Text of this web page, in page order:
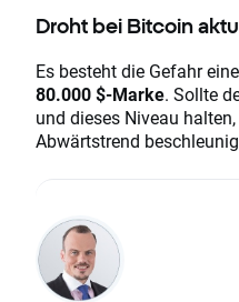
Droht bei Bitcoin
Es besteht die Gefahr
80.000 $-Marke. Sollte
und dieses Niveau
Abwärtstrend